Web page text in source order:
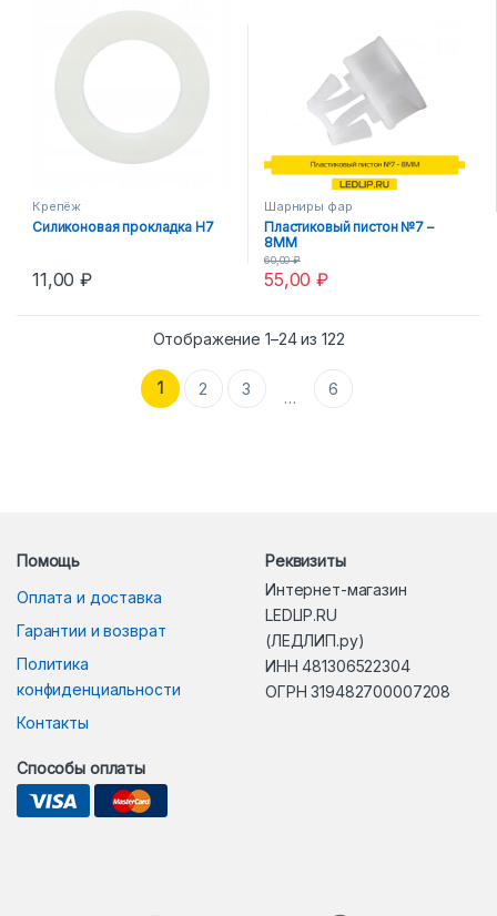
Крепёж
Силиконовая прокладка H7
11,00₽
Шарниры фар
Пластиковый пистон №7 –
8MM
55,00₽
60,00₽
Отображение 1–24 из 122
1 2 3 … 6
Помощь
Оплата и доставка
Гарантии и возврат
Политика
конфиденциальности
Контакты
Реквизиты
Интернет-магазин
LEDLIP.RU
(ЛЕДЛИП.ру)
ИНН 481306522304
ОГРН 319482700007208
Способы оплаты